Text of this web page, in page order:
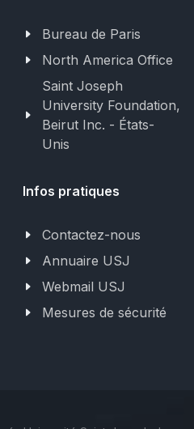
Bureau de Paris
North America Office
Saint Joseph
University Foundation,
Beirut Inc. - États-
Unis
Infos pratiques
Contactez-nous
Annuaire USJ
Webmail USJ
Mesures de sécurité